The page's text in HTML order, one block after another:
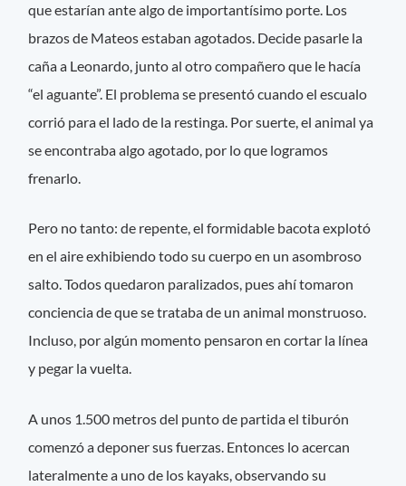
que estarían ante algo de importantísimo porte. Los
brazos de Mateos estaban agotados. Decide pasarle la
caña a Leonardo, junto al otro compañero que le hacía
“el aguante”. El problema se presentó cuando el escualo
corrió para el lado de la restinga. Por suerte, el animal ya
se encontraba algo agotado, por lo que logramos
frenarlo.
Pero no tanto: de repente, el formidable bacota explotó
en el aire exhibiendo todo su cuerpo en un asombroso
salto. Todos quedaron paralizados, pues ahí tomaron
conciencia de que se trataba de un animal monstruoso.
Incluso, por algún momento pensaron en cortar la línea
y pegar la vuelta.
A unos 1.500 metros del punto de partida el tiburón
comenzó a deponer sus fuerzas. Entonces lo acercan
lateralmente a uno de los kayaks, observando su